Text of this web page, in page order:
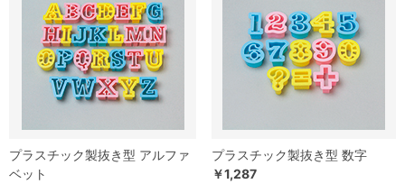
プラスチック製抜き型 アルファ
ベット
プラスチック製抜き型 数字
￥1,287